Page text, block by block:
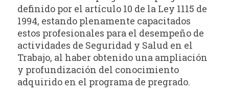
definido por el artículo 10 de la Ley 1115 de
1994, estando plenamente capacitados
estos profesionales para el desempeño de
actividades de Seguridad y Salud en el
Trabajo, al haber obtenido una ampliación
y profundización del conocimiento
adquirido en el programa de pregrado.